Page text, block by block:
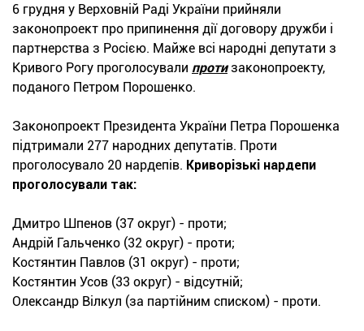
6 грудня у Верховній Раді України прийняли
законопроект про припинення дії договору дружби і
партнерства з Росією. Майже всі народні депутати з
Кривого Рогу проголосували протизаконопроекту,
поданого Петром Порошенко.
Законопроект Президента України Петра Порошенка
підтримали 277 народних депутатів. Проти
проголосувало 20 нардепів. Криворізькі нардепи
проголосували так:
Дмитро Шпенов (37 округ) - проти;
Андрій Гальченко (32 округ) - проти;
Костянтин Павлов (31 округ) - проти;
Костянтин Усов (33 округ) - відсутній;
Олександр Вілкул (за партійним списком) - проти.